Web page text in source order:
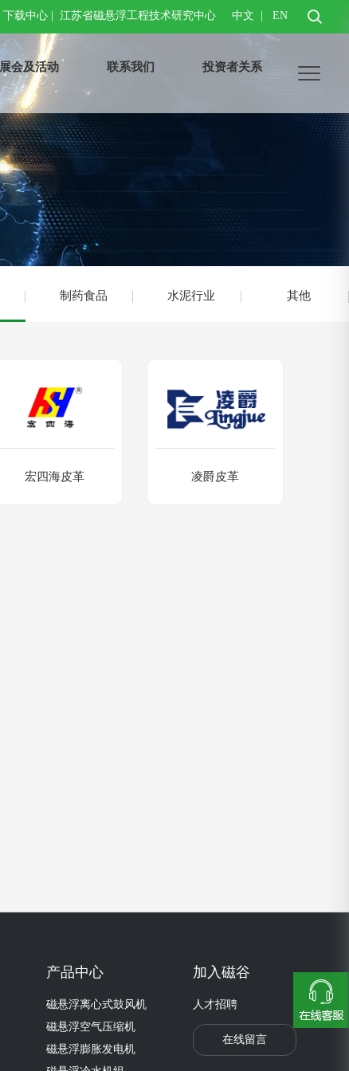
下载中心| 江苏省磁悬浮工程技术研究中心 中文 EN
展会及活动 联系我们 投资者关系
制药食品 水泥行业 其他
宏四海皮革 凌爵皮革
产品中心
磁悬浮离心式鼓风机
磁悬浮空气压缩机
磁悬浮膨胀发电机
加入磁谷
人才招聘
在线留言